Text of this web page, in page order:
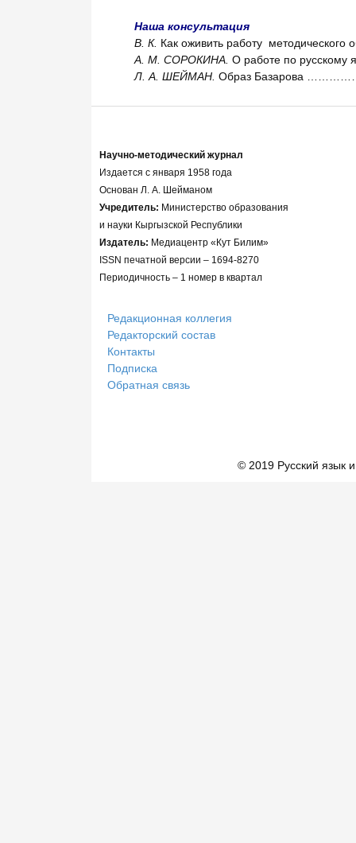
Наша консультация
В. К. Как оживить работу
А. М. СОРОКИНА. О работе по
Л. А. ШЕЙМАН. Образ Базарова
Научно-методический журнал
Издается с января 1958 года
Основан Л. А. Шейманом
Учредитель: Министерство образования
и науки Кыргызской Республики
Издатель: Медиацентр «Кут Билим»
ISSN печатной версии – 1694-8270
Периодичность – 1 номер в квартал
Редакционная коллегия
Редакторский состав
Контакты
Подписка
Обратная связь
© 2019 Русский язык